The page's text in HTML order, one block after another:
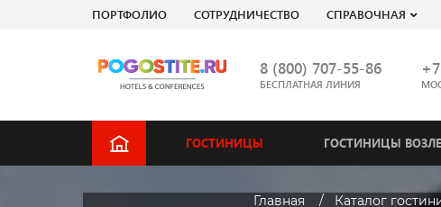
ПОРТФОЛИО СОТРУДНИЧЕСТВО СПРАВОЧНАЯ
8 (800) 707-55-86
БЕСПЛАТНАЯ ЛИНИЯ
ГОСТИНИЦЫ ГОСТИНИЦЫ
Главная Каталог